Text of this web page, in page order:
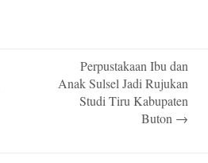
Perpustakaan Ibu dan
Anak Sulsel Jadi Rujukan
Studi Tiru Kabupaten
Buton →